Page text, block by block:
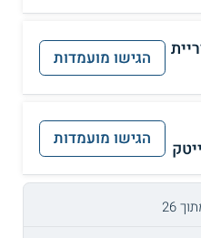
הגישו מועמדות
הגישו מועמדות